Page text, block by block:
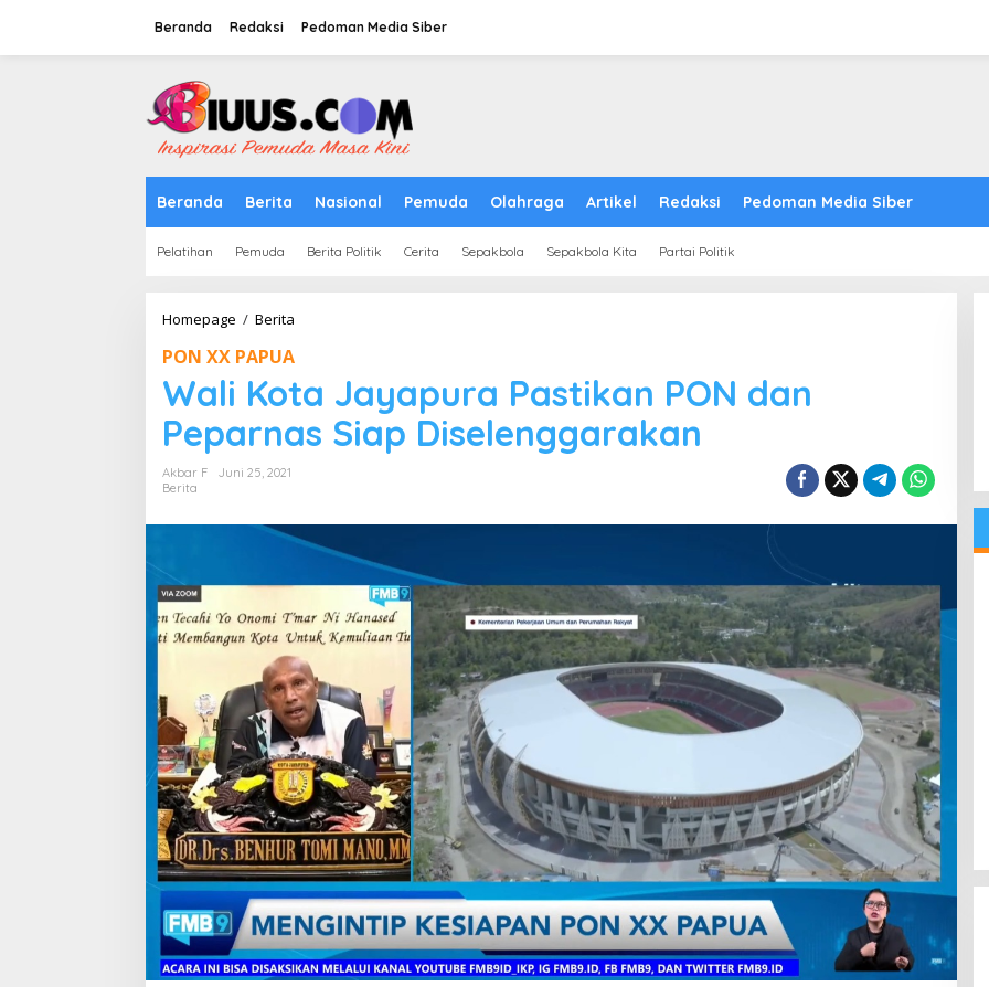
Beranda Redaksi Pedoman Media Siber
Beranda Berita Nasional Pemuda Olahraga Artikel Redaksi Pedoman Media Siber
Pelatihan Pemuda Berita Politik Cerita Sepakbola Sepakbola Kita Partai Politik
Homepage / Berita
Jayapura
Pastikan
PON
Peparnas
PON XX PAPUA
Wali Kota Jayapura Pastikan PON dan
Peparnas Siap Diselenggarakan
Akbar F
Juni 25, 2021
Berita